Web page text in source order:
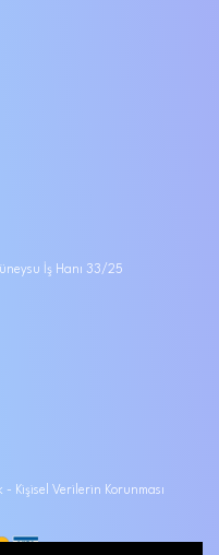
İş Hanı 33/25
- Kişisel Verilerin Korunması